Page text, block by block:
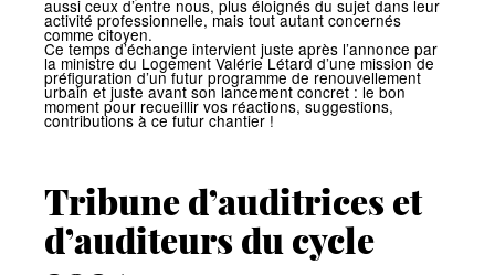
aussi ceux d’entre nous, plus éloignés du sujet dans leur
activité professionnelle, mais tout autant concernés
comme citoyen.
Ce temps d’échange intervient juste après l’annonce par
la ministre du Logement Valérie Létard d’une mission de
préfiguration d’un futur programme de renouvellement
urbain et juste avant son lancement concret : le bon
moment pour recueillir vos réactions, suggestions,
contributions à ce futur chantier !
Tribune d’auditrices et
d’auditeurs du cycle